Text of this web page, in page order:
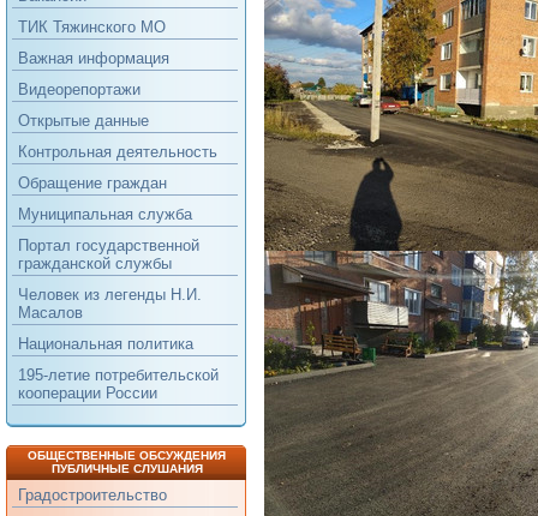
ТИК Тяжинского МО
Важная информация
Видеорепортажи
Открытые данные
Контрольная деятельность
Обращение граждан
Муниципальная служба
Портал государственной
гражданской службы
Человек из легенды Н.И.
Масалов
Национальная политика
195-летие потребительской
кооперации России
ОБЩЕСТВЕННЫЕ ОБСУЖДЕНИЯ
ПУБЛИЧНЫЕ СЛУШАНИЯ
Градостроительство